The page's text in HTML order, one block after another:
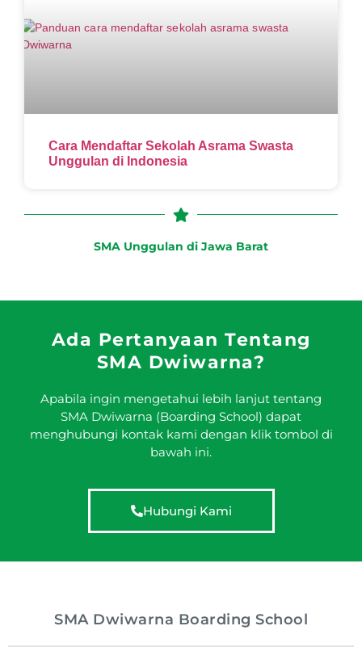
Cara Mendaftar Sekolah Asrama Swasta
Unggulan di Indonesia
SMA Unggulan di Jawa Barat
Ada Pertanyaan Tentang
SMA Dwiwarna?
Apabila ingin mengetahui lebih lanjut tentang
SMA Dwiwarna (Boarding School) dapat
menghubungi kontak kami dengan klik tombol di
bawah ini.
Hubungi Kami
SMA Dwiwarna Boarding School